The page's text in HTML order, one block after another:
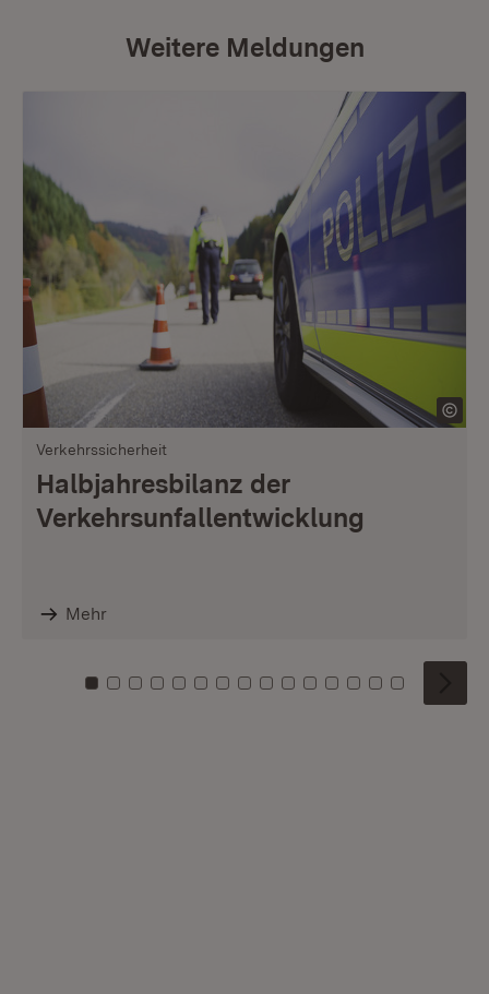
Weitere Meldungen
Verkehrssicherheit
Halbjahresbilanz der
Verkehrsunfallentwicklung
Mehr
Zu Kachel: 0
Zu Kachel: 1
Zu Kachel: 2
Zu Kachel: 3
Zu Kachel: 4
Zu Kachel: 5
Zu Kachel: 6
Zu Kachel: 7
Zu Kachel: 8
Zu Kachel: 9
Zu Kachel: 10
Zu Kachel: 11
Zu Kachel: 12
Zu Kachel:
Zu